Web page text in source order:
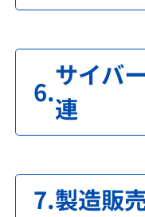
サイバ
連
製造販